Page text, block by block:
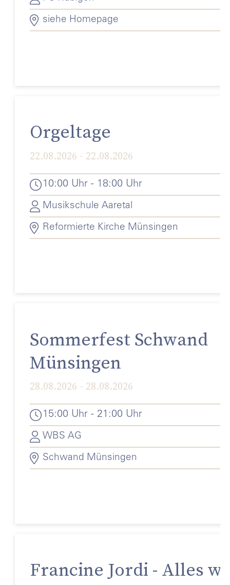
siehe Homepage
Orgeltage
22.08.2026 - 22.08.2026
10:00 Uhr - 18:00 Uhr
Musikschule Aaretal
Reformierte Kirche Münsingen
Sommerfest Schwand
Münsingen
28.08.2026 - 28.08.2026
15:00 Uhr - 21:00 Uhr
WBS AG
Schwand Münsingen
Francine Jordi - Alles